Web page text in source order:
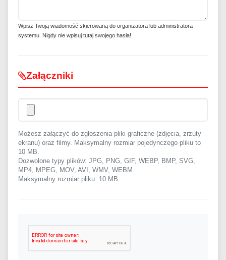
Wpisz Twoją wiadomość skierowaną do organizatora lub administratora
systemu. Nigdy nie wpisuj tutaj swojego hasła!
Załączniki
Możesz załączyć do zgłoszenia pliki graficzne (zdjęcia, zrzuty
ekranu) oraz filmy. Maksymalny rozmiar pojedynczego pliku to
10 MB.
Dozwolone typy plików: JPG, PNG, GIF, WEBP, BMP, SVG,
MP4, MPEG, MOV, AVI, WMV, WEBM
Maksymalny rozmiar pliku: 10 MB